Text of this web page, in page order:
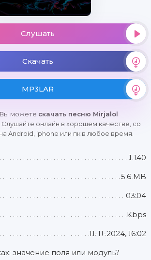
Слушать
Скачать
MP3LAR
Вы можете скачать песню Mirjalol
Слушайте онлайн в хорошем качестве, со
Android, iphone или пк в любое время.
1 140
5.6 MB
03:04
Kbps
11-11-2024, 16:02
значение поля или модуль?